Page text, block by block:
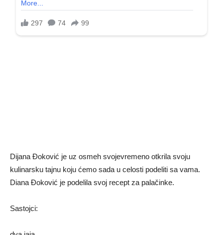
Dijana Đoković je uz osmeh svojevremeno otkrila svoju
kulinarsku tajnu koju ćemo sada u celosti podeliti sa vama.
Diana Đoković je podelila svoj recept za palačinke.
Sastojci: